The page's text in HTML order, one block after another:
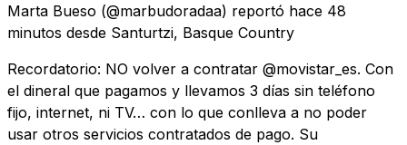
Marta Bueso (@marbudoradaa) reportó hace 48
minutos desde Santurtzi, Basque Country
Recordatorio: NO volver a contratar @movistar_es. Con
el dineral que pagamos y llevamos 3 días sin teléfono
fijo, internet, ni TV… con lo que conlleva a no poder
usar otros servicios contratados de pago. Su